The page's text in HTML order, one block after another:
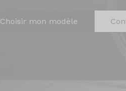
Choisir mon modèle